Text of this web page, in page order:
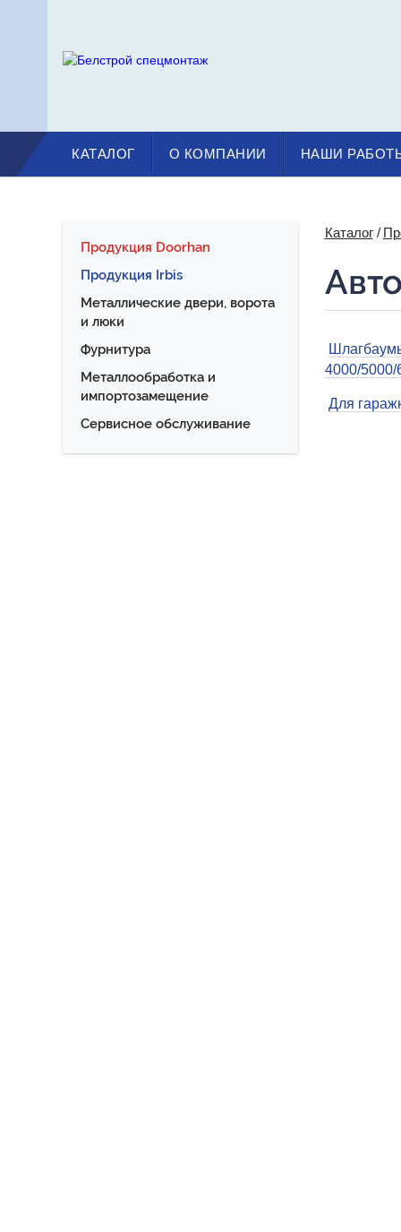
КАТАЛОГ О КОМПАНИИ НАШИ
Продукция Doorhan
Продукция Irbis
Металлические двери, ворота
и люки
Фурнитура
Металлообработка и
импортозамещение
Сервисное обслуживание
Каталог
4000/5000/
Для